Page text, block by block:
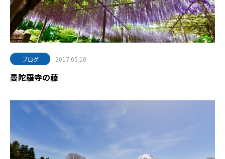
ブログ 2017.05.10
曼陀羅寺の藤